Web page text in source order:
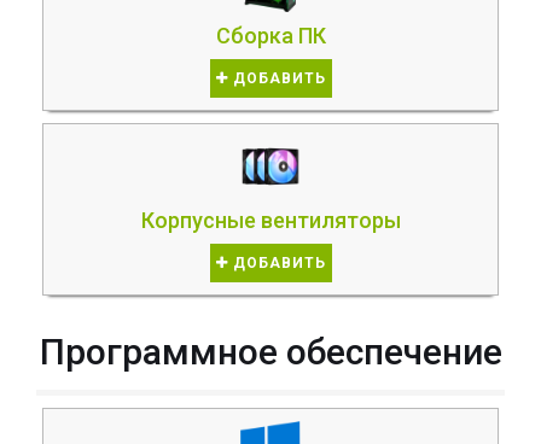
Сборка ПК
ДОБАВИТЬ
Корпусные вентиляторы
ДОБАВИТЬ
Программное обеспечение